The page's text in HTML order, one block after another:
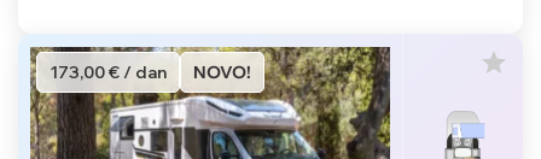
173,00 € / dan NOVO!